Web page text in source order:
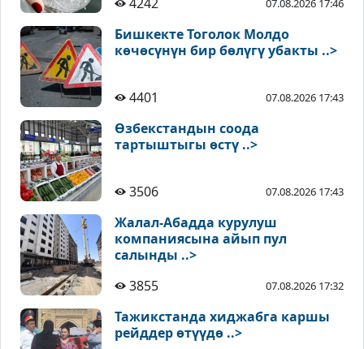
07.08.2026 17:46
Бишкекте Тоголок Молдо
көчөсүнүн бир бөлүгү убакты ..>
4401 07.08.2026 17:43
Өзбекстандын соода
тартыштыгы өстү ..>
3506 07.08.2026 17:43
Жалал-Абадда курулуш
компаниясына айып пул
салынды ..>
3855
07.08.2026 17:32
Тажикстанда хиджабга каршы
рейддер өтүүдө ..>